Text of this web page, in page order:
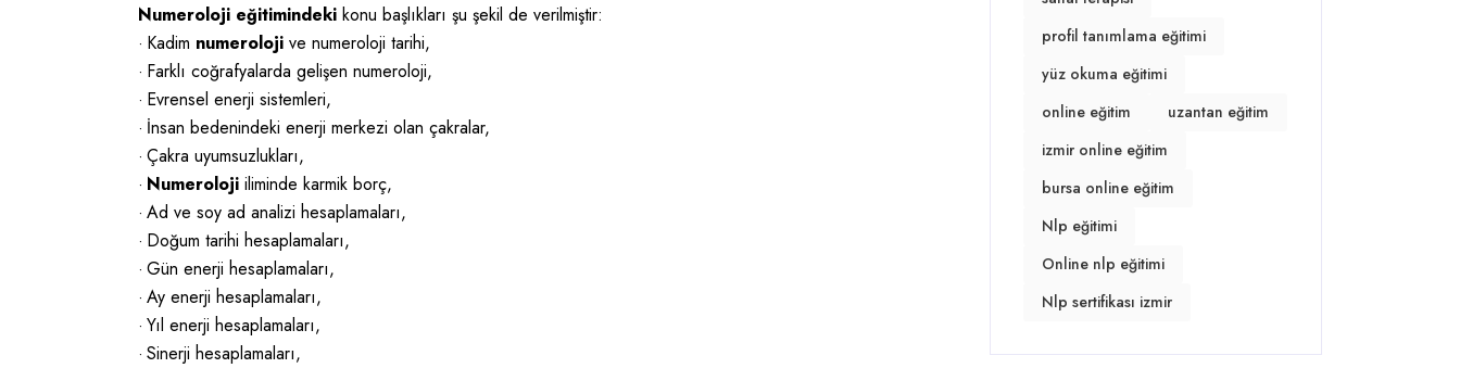
Numeroloji eğitimindeki konu başlıkları şu şekil de verilmiştir:
· Kadim numeroloji ve numeroloji tarihi,
· Farklı coğrafyalarda gelişen numeroloji,
· Evrensel enerji sistemleri,
· İnsan bedenindeki enerji merkezi olan çakralar,
· Çakra uyumsuzlukları,
· Numeroloji iliminde karmik borç,
· Ad ve soy ad analizi hesaplamaları,
· Doğum tarihi hesaplamaları,
· Gün enerji hesaplamaları,
· Ay enerji hesaplamaları,
· Yıl enerji hesaplamaları,
· Sinerji hesaplamaları,
profil tanımlama eğitimi
yüz okuma eğitimi
online eğitim
uzantan eğitim
izmir online eğitim
bursa online eğitim
Nlp eğitimi
Online nlp eğitimi
Nlp sertifikası izmir